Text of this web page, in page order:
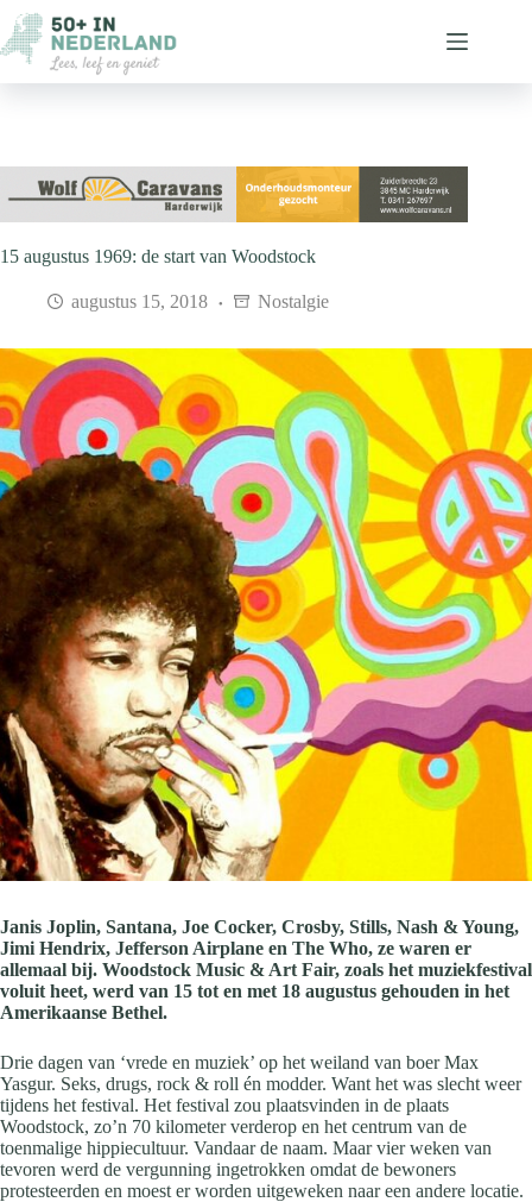
naar
de
inhoud
15 augustus 1969: de start van Woodstock
augustus 15, 2018 Nostalgie
Janis Joplin, Santana, Joe Cocker, Crosby, Stills, Nash & Young,
Jimi Hendrix, Jefferson Airplane en The Who, ze waren er
allemaal bij. Woodstock Music & Art Fair, zoals het muziekfestival
voluit heet, werd van 15 tot en met 18 augustus gehouden in het
Amerikaanse Bethel.
Drie dagen van ‘vrede en muziek’ op het weiland van boer Max
Yasgur. Seks, drugs, rock & roll én modder. Want het was slecht weer
tijdens het festival. Het festival zou plaatsvinden in de plaats
Woodstock, zo’n 70 kilometer verderop en het centrum van de
toenmalige hippiecultuur. Vandaar de naam. Maar vier weken van
tevoren werd de vergunning ingetrokken omdat de bewoners
protesteerden en moest er worden uitgeweken naar een andere locatie.